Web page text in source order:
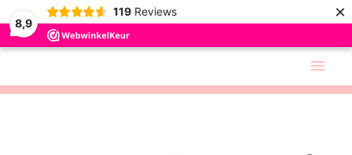
8,9
119 Reviews ×
content
Main